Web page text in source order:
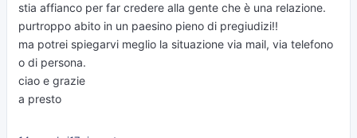
stia affianco per far credere alla gente che è una relazione.
purtroppo abito in un paesino pieno di pregiudizi!!
ma potrei spiegarvi meglio la situazione via mail, via telefono
o di persona.
ciao e grazie
a presto